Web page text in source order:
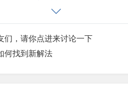
们，请你点进来讨论一下
何找到新解法